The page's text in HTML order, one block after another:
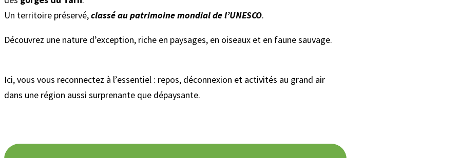
Un territoire préservé,classé au patrimoine mondial de l’UNESCO.
Découvrez une nature d’exception, riche en paysages, en oiseaux et en faune sauvage.
Ici, vous vous reconnectez à l’essentiel : repos, déconnexion et activités au grand air
dans une région aussi surprenante que dépaysante.